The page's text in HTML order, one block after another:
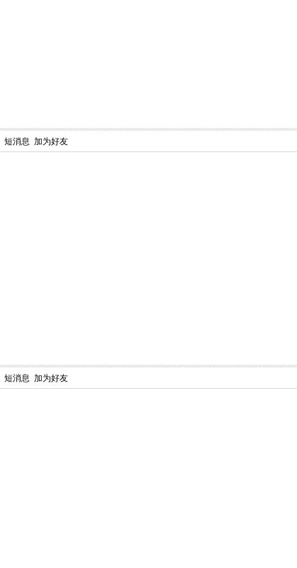
短消息 加为好友
短消息 加为好友